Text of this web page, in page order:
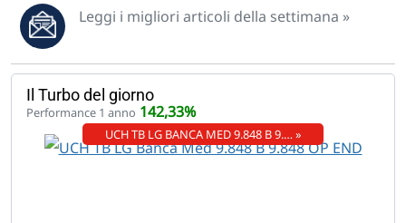
Leggi i migliori articoli della settimana »
Il Turbo del giorno
Performance 1 anno 142,33%
UCH TB LG BANCA MED 9.848 B 9.… »